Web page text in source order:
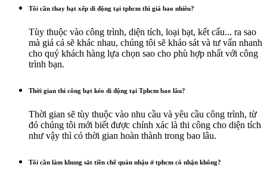
Tôi cần thay bạt xếp di động tại tphcm thì giá bao nhiêu?
Tùy thuộc vào công trình, diện tích, loại bạt, kết cấu... ra sao
mà giá cả sẽ khác nhau, chúng tôi sẽ khảo sát và tư vấn nhanh
cho quý khách hàng lựa chọn sao cho phù hợp nhất với công
trình bạn.
Thời gian thi công bạt kéo di động tại Tphcm bao lâu?
Thời gian sẽ tùy thuộc vào nhu cầu và yêu cầu công trình, từ
đó chúng tôi mới biết được chính xác là thi công cho diện tích
như vậy thì có thời gian hoàn thành trong bao lâu.
Tôi cần làm khung sắt tiền chế quán nhậu ở tphcm có nhận không?